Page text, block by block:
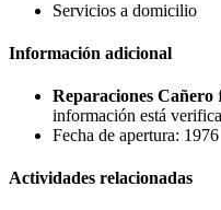
Servicios a domicilio
Información adicional
Reparaciones Cañero
información está
Fecha de apertura: 1976
Actividades relacionadas